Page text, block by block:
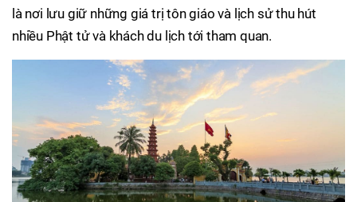
là nơi lưu giữ những giá trị tôn giáo và lịch sử thu hút
nhiều Phật tử và khách du lịch tới tham quan.